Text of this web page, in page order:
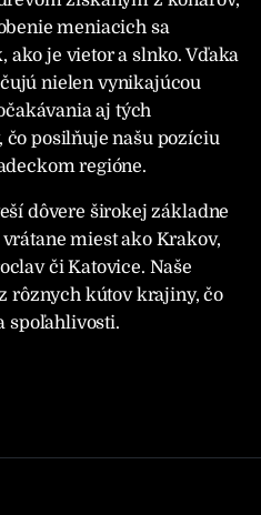
meniacich sa
ako je vietor a slnko. Vďaka
nielen vynikajúcou
aj tých
posilňuje našu pozíciu
regióne.
dôvere širokej základne
miest ako Krakov,
či Katovice. Naše
rôznych kútov krajiny, čo
spoľahlivosti.